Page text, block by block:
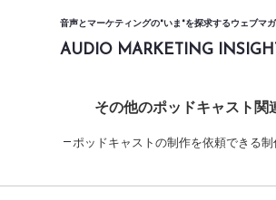
音声とマーケティングの"いま"を探求するウェブマ
AUDIO MARKETING
その他のポッドキャスト関
ポッドキャストの制作を依頼できる